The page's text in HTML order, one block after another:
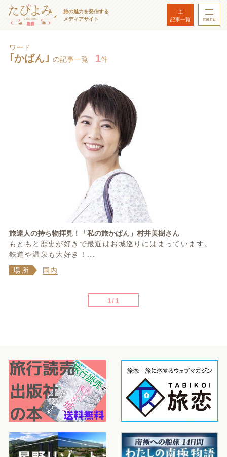
旅の魅力を発信する
メディアサイト
記事一覧 menu
ワード
｢かばん｣ の記事一覧 1件
旅達人の持ち物拝見！「私の旅かばん」村井美樹さん
もともと歴史が好きで最近はお城巡りにはまっています。
鉄道や温泉も大好き！...
場所
国内
1/1